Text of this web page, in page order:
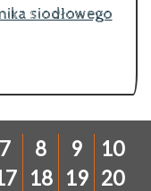
siodłowego
7 8 9
10
18 19 20